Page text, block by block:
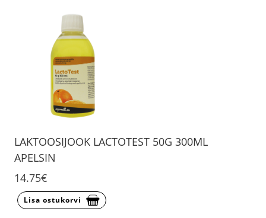
LAKTOOSIJOOK LACTOTEST 50G 300ML
APELSIN
14.75€
Lisa ostukorvi